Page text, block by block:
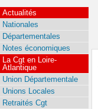
2026
Actualités
Nationales
Départementales
Notes économiques
La Cgt en Loire-
Atlantique
Union Départementale
Unions Locales
Retraités Cgt